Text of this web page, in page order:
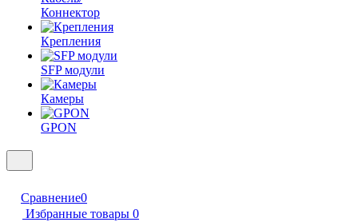
Коннектор
Крепления
SFP модули
Камеры
GPON
Сравнение0
Избранные товары 0